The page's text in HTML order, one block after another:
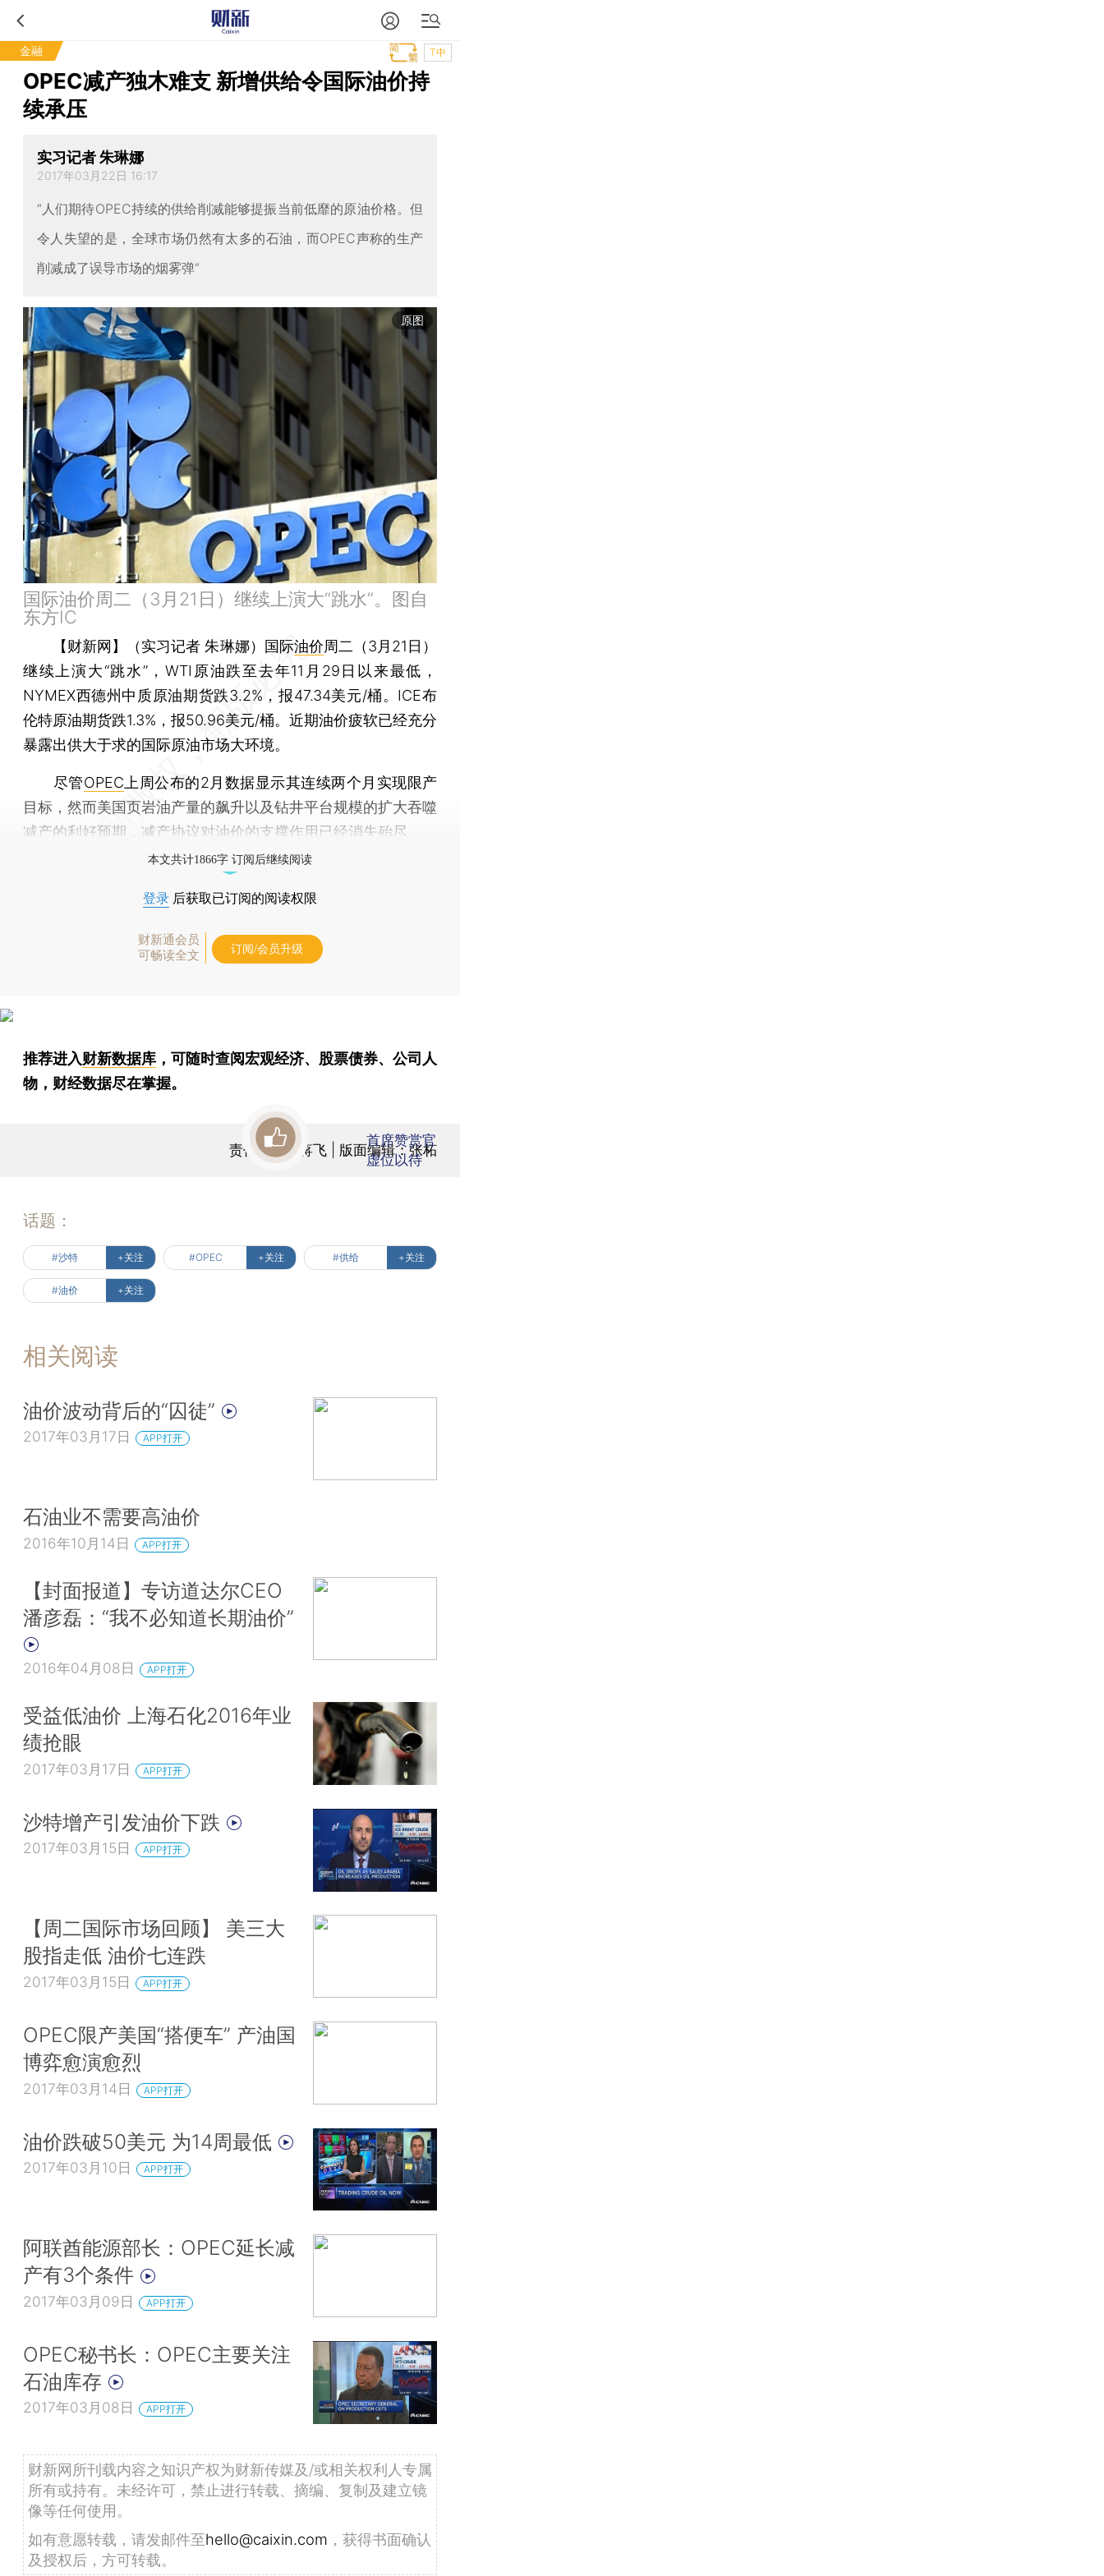
金融 T中
OPEC减产独木难支 新增供给令国际油价持
续承压
实习记者 朱琳娜
2017年03月22日 16:17
“人们期待OPEC持续的供给削减能够提振当前低靡的原油价格。但
令人失望的是，全球市场仍然有太多的石油，而OPEC声称的生产
削减成了误导市场的烟雾弹”
原图
国际油价周二（3月21日）继续上演大“跳水”。图自
东方IC
【财新网】（实习记者 朱琳娜） 国际油价周二（3月21日）
继续上演大“跳水”，WTI原油跌至去年11月29日以来最低，
NYMEX西德州中质原油期货跌3.2%，报47.34美元/桶。ICE布
伦特原油期货跌1.3%，报50.96美元/桶。近期油价疲软已经充分
暴露出供大于求的国际原油市场大环境。
尽管OPEC 上周公布的2月数据显示其连续两个月实现限产
目标，然而美国页岩油产量的飙升以及钻井平台规模的扩大吞噬
减产的利好预期，减产协议对油价的支撑作用已经消失殆尽。
本文共计1866字 订阅后继续阅读
登录 后获取已订阅的阅读权限
财新通会员
可畅读全文
订阅/会员升级
推荐进入财新数据库 ，可随时查阅宏观经济、股票债券、公司人
物，财经数据尽在掌握。
责任编辑：蒋飞 | 版面编辑：张柘
首席赞赏官
虚位以待
话题：
#沙特 +关注 #OPEC +关注 #供给 +关注
#油价 +关注
相关阅读
油价波动背后的“囚徒”
2017年03月17日 APP打开
石油业不需要高油价
2016年10月14日 APP打开
【封面报道】专访道达尔CEO
潘彦磊：“我不必知道长期油价”
2016年04月08日 APP打开
受益低油价 上海石化2016年业
绩抢眼
2017年03月17日 APP打开
沙特增产引发油价下跌
2017年03月15日 APP打开
【周二国际市场回顾】 美三大
股指走低 油价七连跌
2017年03月15日 APP打开
OPEC限产美国“搭便车” 产油国
博弈愈演愈烈
2017年03月14日 APP打开
油价跌破50美元 为14周最低
2017年03月10日 APP打开
阿联酋能源部长：OPEC延长减
产有3个条件
2017年03月09日 APP打开
OPEC秘书长：OPEC主要关注
石油库存
2017年03月08日 APP打开
财新网所刊载内容之知识产权为财新传媒及/或相关权利人专属
所有或持有。未经许可，禁止进行转载、摘编、复制及建立镜
像等任何使用。
如有意愿转载，请发邮件至hello@caixin.com ，获得书面确认
及授权后，方可转载。